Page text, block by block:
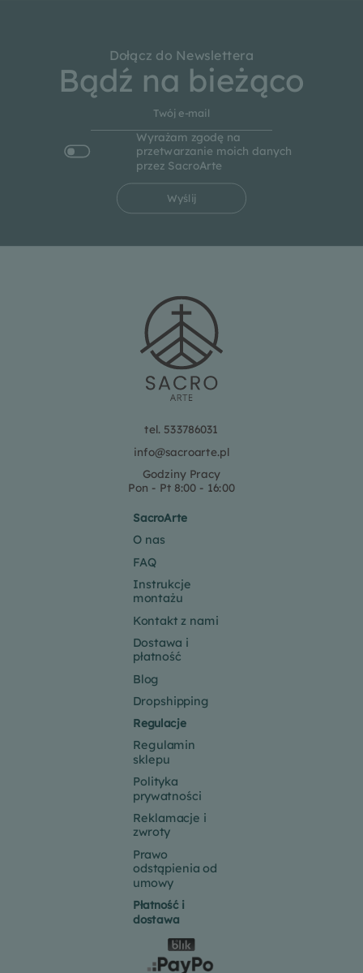
Dołącz do Newslettera
Bądź na bieżąco
Wyrażam zgodę na
przetwarzanie moich danych
przez SacroArte
Wyślij
tel. 533786031
info@sacroarte.pl
Godziny Pracy
Pon - Pt 8:00 - 16:00
SacroArte
O nas
FAQ
Instrukcje
montażu
Kontakt z nami
Dostawa i
płatność
Blog
Dropshipping
Regulacje
Regulamin
sklepu
Polityka
prywatności
Reklamacje i
zwroty
Prawo
odstąpienia od
umowy
Płatność i
dostawa